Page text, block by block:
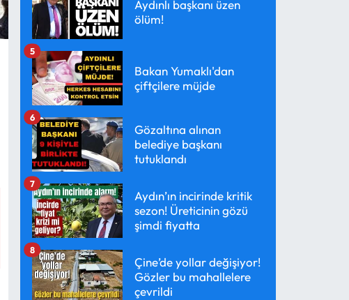
Aydınlı başkanı üzen
ölüm!
Bakan Yumaklı'dan
çiftçilere müjde
5
Gözaltına alınan
belediye başkanı
tutuklandı
6
Aydın’ın incirinde kritik
sezon! Üreticinin gözü
şimdi fiyatta
7
Çine’de yollar değişiyor!
Gözler bu mahallelere
çevrildi
8